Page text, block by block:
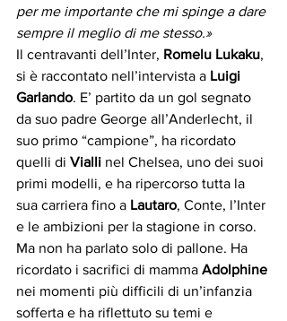
per me importante che mi spinge a dare
sempre il meglio di me stesso.»
Il centravanti dell’Inter, Romelu Lukaku,
si è raccontato nell’intervista a Luigi
Garlando. E’ partito da un gol segnato
da suo padre George all’Anderlecht, il
suo primo “campione”, ha ricordato
quelli di Vialli nel Chelsea, uno dei suoi
primi modelli, e ha ripercorso tutta la
sua carriera fino a Lautaro, Conte, l’Inter
e le ambizioni per la stagione in corso.
Ma non ha parlato solo di pallone. Ha
ricordato i sacrifici di mamma Adolphine
nei momenti più difficili di un’infanzia
sofferta e ha riflettuto su temi e